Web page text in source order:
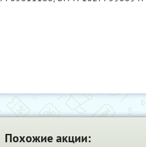
Похожие акции: